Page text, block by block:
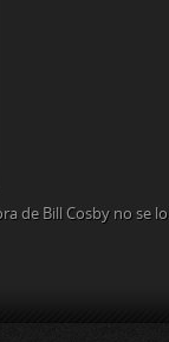
de Bill Cosby no se lo